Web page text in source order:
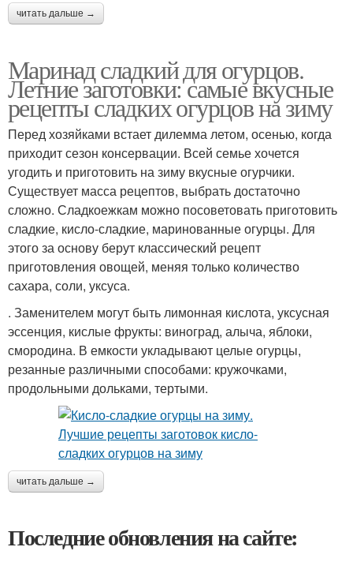
читать дальше →
Маринад сладкий для огурцов.
Летние заготовки: самые вкусные
рецепты сладких огурцов на зиму
Перед хозяйками встает дилемма летом, осенью, когда
приходит сезон консервации. Всей семье хочется
угодить и приготовить на зиму вкусные огурчики.
Существует масса рецептов, выбрать достаточно
сложно. Сладкоежкам можно посоветовать приготовить
сладкие, кисло-сладкие, маринованные огурцы. Для
этого за основу берут классический рецепт
приготовления овощей, меняя только количество
сахара, соли, уксуса.
. Заменителем могут быть лимонная кислота, уксусная
эссенция, кислые фрукты: виноград, алыча, яблоки,
смородина. В емкости укладывают целые огурцы,
резанные различными способами: кружочками,
продольными дольками, тертыми.
читать дальше →
Последние обновления на сайте: